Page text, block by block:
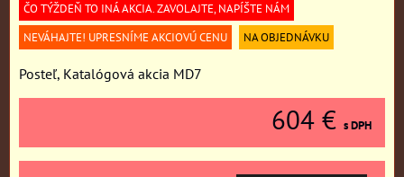
ČO TÝŽDEŇ TO INÁ AKCIA. ZAVOLAJTE, NAPÍŠTE NÁM
NEVÁHAJTE! UPRESNÍME AKCIOVÚ CENU
NA OBJEDNÁVKU
Posteľ, Katalógová akcia MD7
604 € s DPH